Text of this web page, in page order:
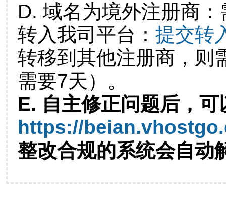
D. 域名为境外注册商
转入我司平台： 提交转
转移到其他注册商，则
需要7天）。
E. 自主修正问题后，可
https://
整改合规的系统会自动